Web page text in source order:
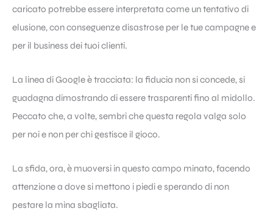
caricato potrebbe essere interpretata come un tentativo di
elusione, con conseguenze disastrose per le tue campagne e
per il business dei tuoi clienti.
La linea di Google è tracciata: la fiducia non si concede, si
guadagna dimostrando di essere trasparenti fino al midollo.
Peccato che, a volte, sembri che questa regola valga solo
per noi e non per chi gestisce il gioco.
La sfida, ora, è muoversi in questo campo minato, facendo
attenzione a dove si mettono i piedi e sperando di non
pestare la mina sbagliata.